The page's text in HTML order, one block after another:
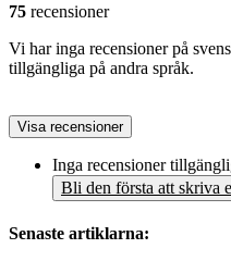
75 recensioner
Vi har inga recensioner på
tillgängliga på andra språk.
Visa recensioner
Inga recensioner
Bli den första att skriva
Senaste artiklarna: